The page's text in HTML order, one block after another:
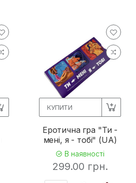
КУПИТИ
Еротична гра "Ти -
мені, я - тобі" (UA)
В наявності
299.00 грн.